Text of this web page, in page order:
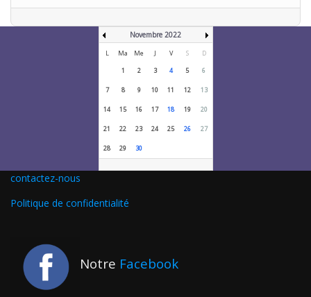
Novembre 2022
L Ma Me J V S
D
1
2 3 4 5 6
7 8 9 10 11 12 13
14 15 16 17 18 19 20
21 22 23 24 25 26 27
28 29 30
contactez-nous
Politique de confidentialité
Notre Facebook